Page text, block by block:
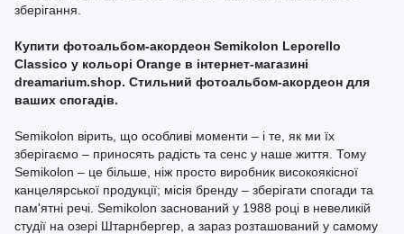
зберігання.
Купити фотоальбом-акордеон Semikolon Leporello
Classico у кольорі Orange в інтернет-магазині
dreamarium.shop. Стильний фотоальбом-акордеон для
ваших спогадів.
Semikolon вірить, що особливі моменти – і те, як ми їх
зберігаємо – приносять радість та сенс у наше життя. Тому
Semikolon – це більше, ніж просто виробник високоякісної
канцелярської продукції; місія бренду – зберігати спогади та
пам'ятні речі. Semikolon заснований у 1988 році в невеликій
студії на озері Штарнбергер, а зараз розташований у самому